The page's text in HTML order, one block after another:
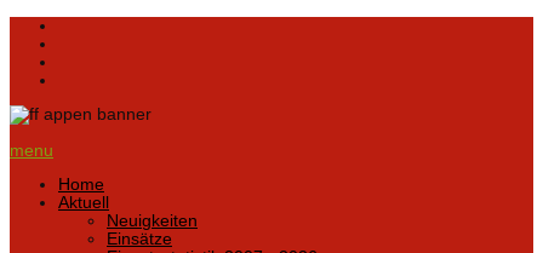
menu
Home
Aktuell
Neuigkeiten
Einsätze